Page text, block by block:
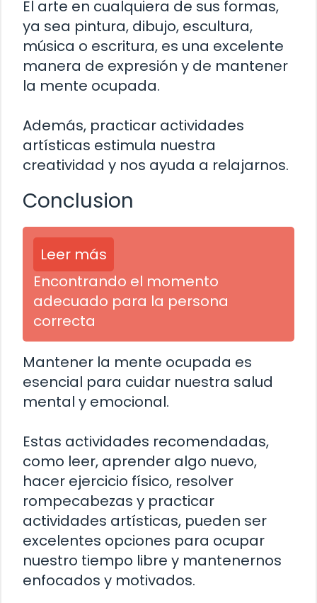
El arte en cualquiera de sus formas,
ya sea pintura, dibujo, escultura,
música o escritura, es una excelente
manera de expresión y de mantener
la mente ocupada.
Además, practicar actividades
artísticas estimula nuestra
creatividad y nos ayuda a relajarnos.
Conclusion
Leer más
Encontrando el momento
adecuado para la persona
correcta
Mantener la mente ocupada es
esencial para cuidar nuestra salud
mental y emocional.
Estas actividades recomendadas,
como leer, aprender algo nuevo,
hacer ejercicio físico, resolver
rompecabezas y practicar
actividades artísticas, pueden ser
excelentes opciones para ocupar
nuestro tiempo libre y mantenernos
enfocados y motivados.